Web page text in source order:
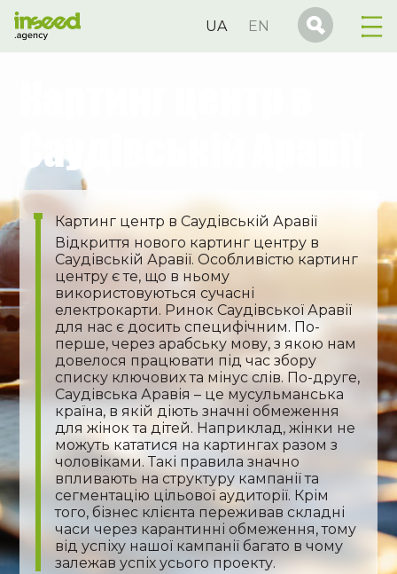
UA EN
Саудівській Аравії
Картинг центр в Саудівській Аравії
Відкриття нового картинг центру в
Саудівській Аравії. Особливістю картинг
центру є те, що в ньому
використовуються сучасні
електрокарти. Ринок Саудівської Аравії
для нас є досить специфічним. По-
перше, через арабську мову, з якою нам
довелося працювати під час збору
списку ключових та мінус слів. По-друге,
Саудівська Аравія – це мусульманська
країна, в якій діють значні обмеження
для жінок та дітей. Наприклад, жінки не
можуть кататися на картингах разом з
чоловіками. Такі правила значно
впливають на структуру кампанії та
сегментацію цільової аудиторії. Крім
того, бізнес клієнта переживав складні
часи через карантинні обмеження, тому
від успіху нашої кампанії багато в чому
залежав успіх усього проекту.